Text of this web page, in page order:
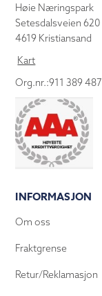
Høie Næringspark
Setesdalsveien 620
4619 Kristiansand
Kart
Org.nr.:911 389 487
INFORMASJON
Om oss
Fraktgrense
Retur/Reklamasjon